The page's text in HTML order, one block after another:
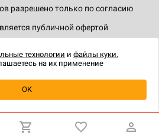
о наличии
разрешено только по согласию
публичной офертой
технологии и файлы куки.
на их применение
OK